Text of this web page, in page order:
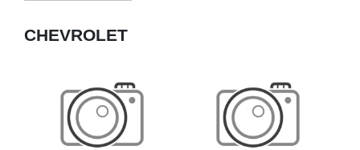
CHEVROLET